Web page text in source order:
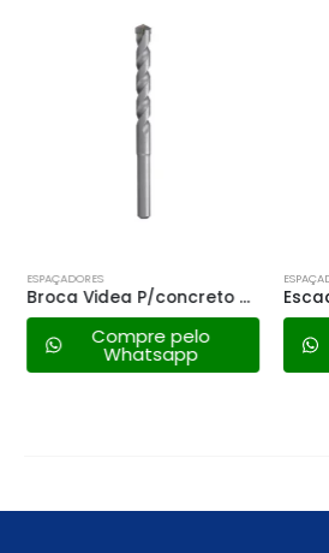
ESPAÇADORES
Broca Videa P/concreto – 12mm
Compre pelo
Whatsapp